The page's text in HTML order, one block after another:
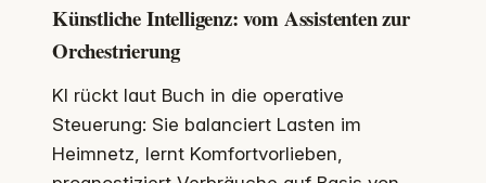
Künstliche Intelligenz: vom Assistenten zur
Orchestrierung
KI rückt laut Buch in die operative
Steuerung: Sie balanciert Lasten im
Heimnetz, lernt Komfortvorlieben,